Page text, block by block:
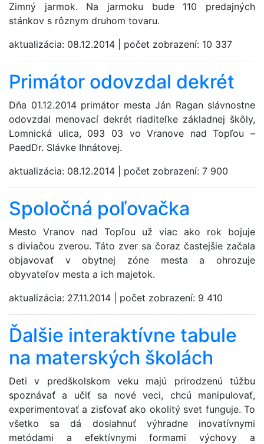
Zimný jarmok. Na jarmoku bude 110 predajných
stánkov s rôznym druhom tovaru.
aktualizácia: 08.12.2014 počet zobrazení: 10 337
Primátor odovzdal dekrét
Dňa 01.12.2014 primátor mesta Ján Ragan slávnostne
odovzdal menovací dekrét riaditeľke základnej škôly,
Lomnická ulica, 093 03 vo Vranove nad Topľou –
PaedDr. Slávke Ihnátovej.
aktualizácia: 08.12.2014 počet zobrazení: 7 900
Spoločná poľovačka
Mesto Vranov nad Topľou už viac ako rok bojuje
s diviačou zverou. Táto zver sa čoraz častejšie začala
objavovať v obytnej zóne mesta a ohrozuje
obyvateľov mesta a ich majetok.
aktualizácia: 27.11.2014 počet zobrazení: 9 410
Ďalšie interaktívne tabule
na materských školách
Deti v predškolskom veku majú prirodzenú túžbu
spoznávať a učiť sa nové veci, chcú manipulovať,
experimentovať a zisťovať ako okolitý svet funguje. To
všetko sa dá dosiahnuť výhradne inovatívnymi
metódami a efektívnymi formami výchovy a